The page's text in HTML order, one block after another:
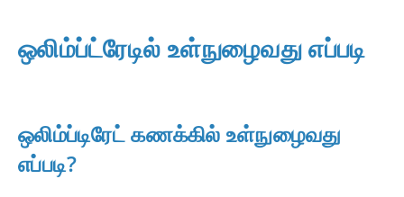
ஒலிம்ப்ட்ரேடில் உள்நுழைவது எப்படி
ஒலிம்ப்டிரேட் கணக்கில் உள்நுழைவது
எப்படி?